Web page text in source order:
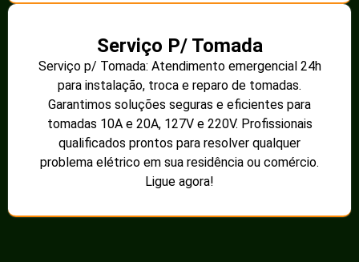
Serviço P/ Tomada
Serviço p/ Tomada: Atendimento emergencial 24h
para instalação, troca e reparo de tomadas.
Garantimos soluções seguras e eficientes para
tomadas 10A e 20A, 127V e 220V. Profissionais
qualificados prontos para resolver qualquer
problema elétrico em sua residência ou comércio.
Ligue agora!